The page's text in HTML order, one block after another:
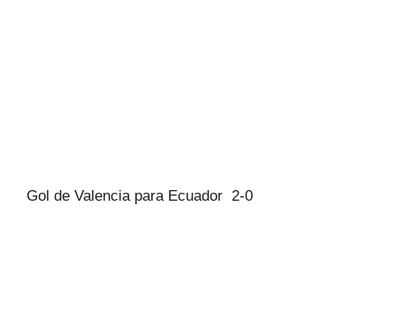
Gol de Valencia para Ecuador 2-0